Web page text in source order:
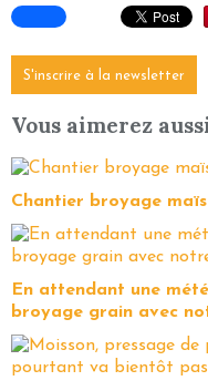
S'inscrire à la newsletter
Vous aimerez
Chantier broyage
En attendant une
broyage grain avec